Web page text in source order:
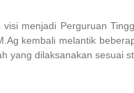
visi menjadi Perguruan
kembali melantik
yang dilaksanakan sesuai